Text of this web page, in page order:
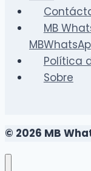
MB
Política
Sobre
© 2026 MB